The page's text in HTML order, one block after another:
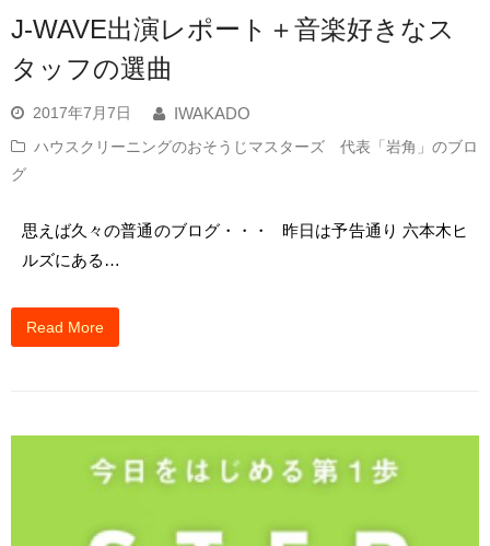
J-WAVE出演レポート＋音楽好きなス
タッフの選曲
2017年7月7日
IWAKADO
ハウスクリーニングのおそうじマスターズ 代表「岩角」のブロ
グ
思えば久々の普通のブログ・・・ 昨日は予告通り 六本木ヒ
ルズにある…
Read More